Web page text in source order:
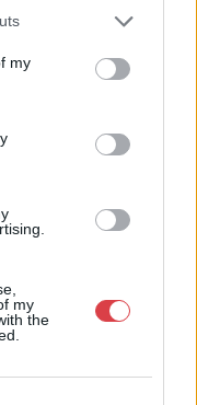
my
my
the
Galériánkat
az eladók optimális
az eladók pedig
változatos
péntek-ig 11.00-este